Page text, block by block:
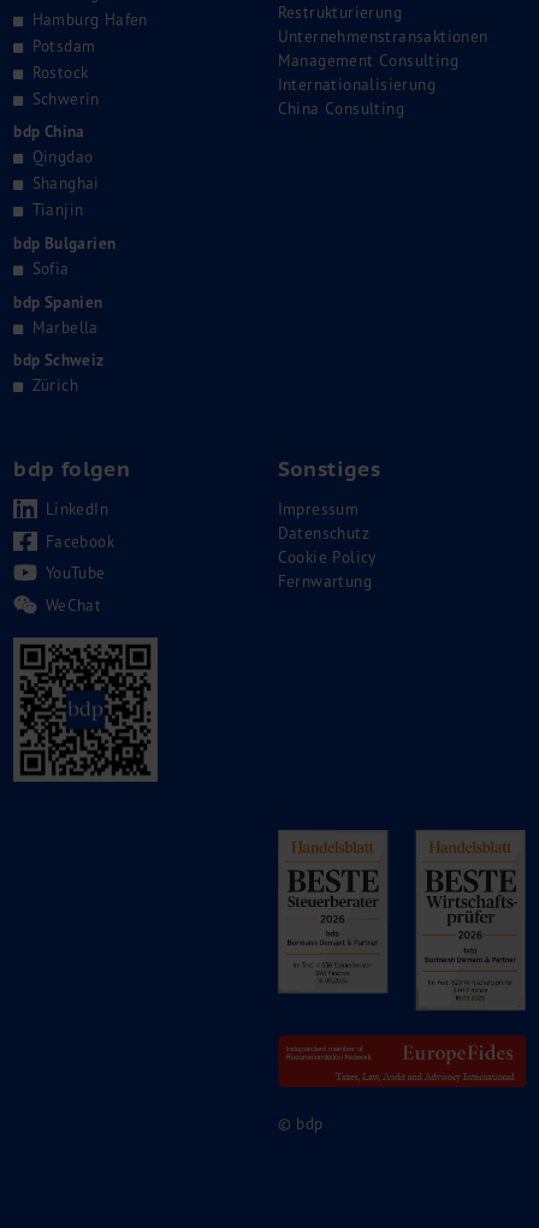
Hamburg Hafen
Potsdam
Rostock
Schwerin
bdp China
Qingdao
Shanghai
Tianjin
bdp Bulgarien
Sofia
bdp Spanien
Marbella
bdp Schweiz
Zürich
Restrukturierung
Unternehmenstransaktionen
Management Consulting
Internationalisierung
China Consulting
bdp folgen
LinkedIn
Facebook
YouTube
WeChat
Sonstiges
Impressum
Datenschutz
Cookie Policy
Fernwartung
© bdp